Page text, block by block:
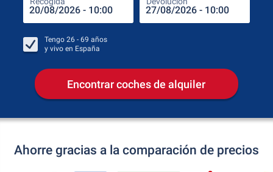
Tengo 26 - 69 años
y vivo en España
Encontrar coches de alquiler
Ahorre gracias a la comparación de precios